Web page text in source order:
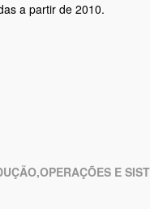
a partir de 2010.
E